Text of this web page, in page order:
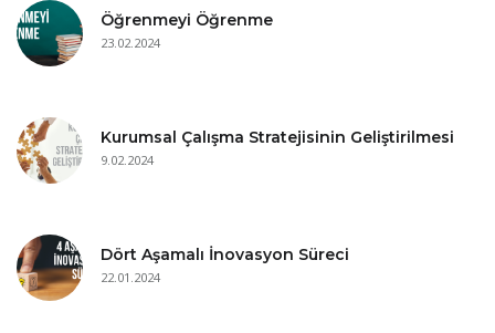
Öğrenmeyi Öğrenme
23.02.2024
Kurumsal Çalışma Stratejisinin Geliştirilmesi
9.02.2024
Dört Aşamalı İnovasyon Süreci
22.01.2024